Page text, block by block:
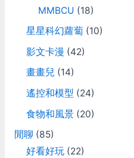
MMBCU (18)
星星科幻蘿蔔(10)
影文卡漫 (42)
畫畫兒 (14)
遙控和模型 (24)
食物和風景(20)
閒聊 (85)
好看好玩(22)